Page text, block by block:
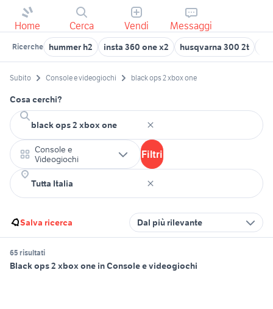
Home Cerca Vendi Messaggi
Ricerche hummer h2 insta 360 one x2 husqvarna 300 2t
Subito Console e videogiochi black ops 2 xbox one
Cosa cerchi?
Console e
Videogiochi
Filtri
Salva ricerca Dal più rilevante
65 risultati
Black ops 2 xbox one in Console e videogiochi